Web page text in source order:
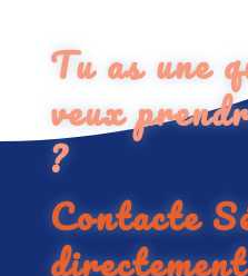
Tu as une
veux
?
Contacte